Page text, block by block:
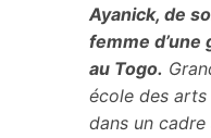
Ayanick, de
femme
au Togo.
école des arts
dans un cadre